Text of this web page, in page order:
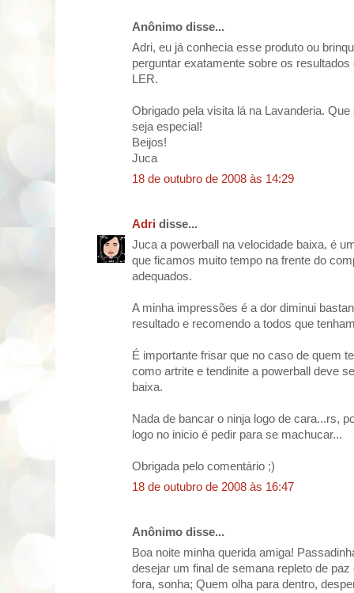
Anônimo disse...
Adri, eu já conhecia esse produto ou
perguntar exatamente sobre os
LER.
Obrigado pela visita lá na Lavanderia.
seja especial!
Beijos!
Juca
18 de outubro de 2008 às 14:29
Adri disse...
Juca a powerball na velocidade baixa, é
que ficamos muito tempo na frente do
adequados.
A minha impressões é a dor diminui
resultado e recomendo a todos que
É importante frisar que no caso de quem
como artrite e tendinite a powerball deve
baixa.
Nada de bancar o ninja logo de cara...rs,
logo no inicio é pedir para se machucar...
Obrigada pelo comentário ;)
18 de outubro de 2008 às 16:47
Anônimo disse...
Boa noite minha querida amiga!
desejar um final de semana repleto de
fora, sonha; Quem olha para dentro,